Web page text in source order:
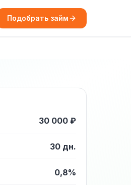
Подобрать займ
30 000 ₽
30 дн.
0,8%